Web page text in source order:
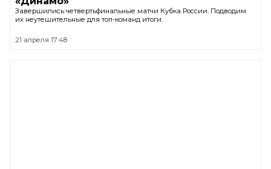
Завершились четвертьфинальные матчи Кубка России. Подводим
их неутешительные для топ-команд итоги.
21 апреля 17:48